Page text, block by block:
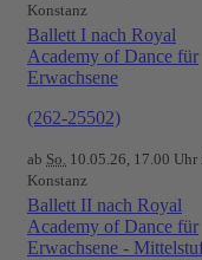
Konstanz
Ballett I nach Royal
Academy of Dance für
Erwachsene
(262-25502)
ab So. 10.05.26, 17.00 Uhr
Konstanz
Ballett II nach Royal
Academy of Dance für
Erwachsene -